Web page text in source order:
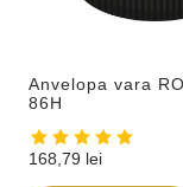
Anvelopa vara
86H
168,79 lei